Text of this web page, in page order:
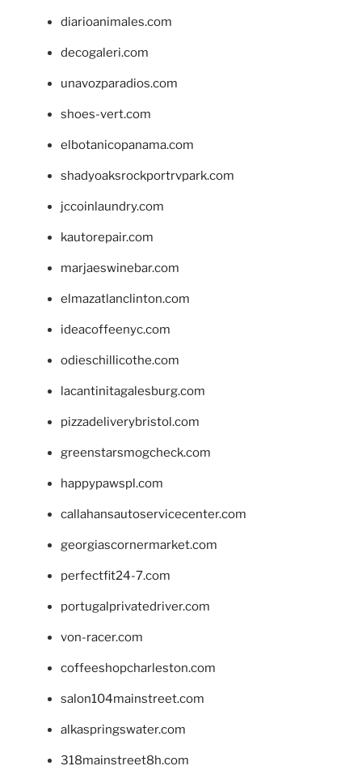
diarioanimales.com
decogaleri.com
unavozparadios.com
shoes-vert.com
elbotanicopanama.com
shadyoaksrockportrvpark.com
jccoinlaundry.com
kautorepair.com
marjaeswinebar.com
elmazatlanclinton.com
ideacoffeenyc.com
odieschillicothe.com
lacantinitagalesburg.com
pizzadeliverybristol.com
greenstarsmogcheck.com
happypawspl.com
callahansautoservicecenter.com
georgiascornermarket.com
perfectfit24-7.com
portugalprivatedriver.com
von-racer.com
coffeeshopcharleston.com
salon104mainstreet.com
alkaspringswater.com
318mainstreet8h.com